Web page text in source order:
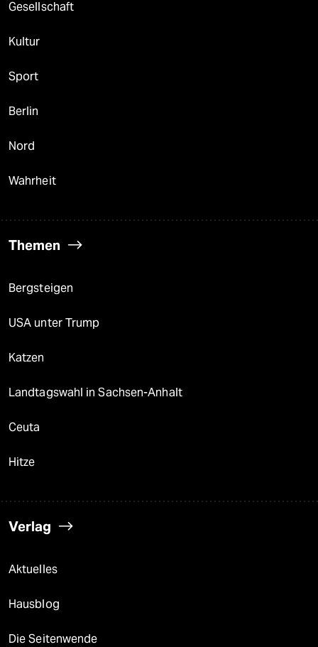
Gesellschaft
Kultur
Sport
Berlin
Nord
Wahrheit
Themen
Bergsteigen
USA unter Trump
Katzen
Landtagswahl in Sachsen-Anhalt
Ceuta
Hitze
Verlag
Aktuelles
Hausblog
Die Seitenwende